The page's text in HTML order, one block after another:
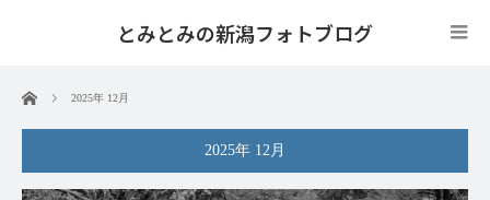
とみとみの新潟フォトブログ
ホーム 2025年 12月
2025年 12月